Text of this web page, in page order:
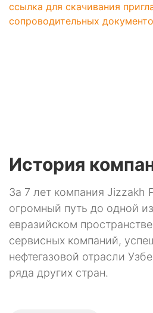
ссылка для скачивания
сопроводительных
История
За 7 лет компания Jizzakh
огромный путь до одной
евразийском
сервисных компаний,
нефтегазовой отрасли
ряда других стран.